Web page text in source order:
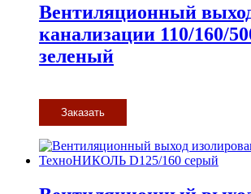
Вентиляционный
канализации 110/160/
зеленый
Заказать